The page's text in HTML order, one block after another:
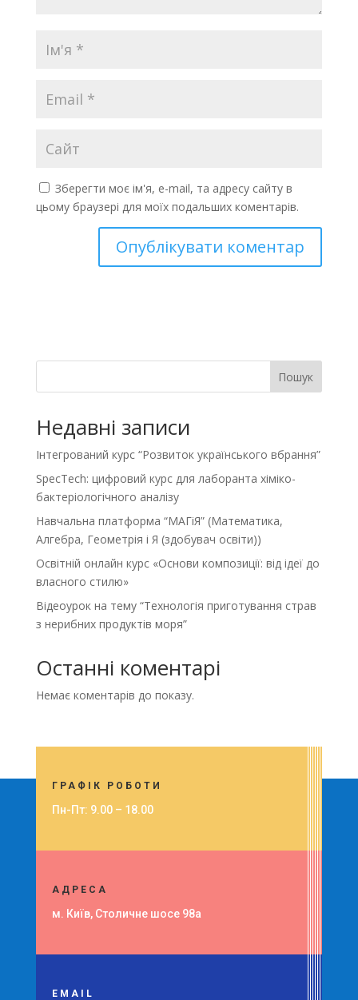
Зберегти моє ім'я, e-mail, та адресу сайту в
цьому браузері для моїх подальших коментарів.
Пошук
Недавні записи
Інтегрований курс “Розвиток українського вбрання”
SpecTech: цифровий курс для лаборанта хіміко-
бактеріологічного аналізу
Навчальна платформа “МАГіЯ” (Математика,
Алгебра, Геометрія і Я (здобувач освіти))
Освітній онлайн курс «Основи композиції: від ідеї до
власного стилю»
Відеоурок на тему “Технологія приготування страв
з нерибних продуктів моря”
Останні коментарі
Немає коментарів до показу.
ГРАФІК РОБОТИ
Пн-Пт: 9.00 – 18.00
АДРЕСА
м. Київ, Столичне шосе 98а
EMAIL